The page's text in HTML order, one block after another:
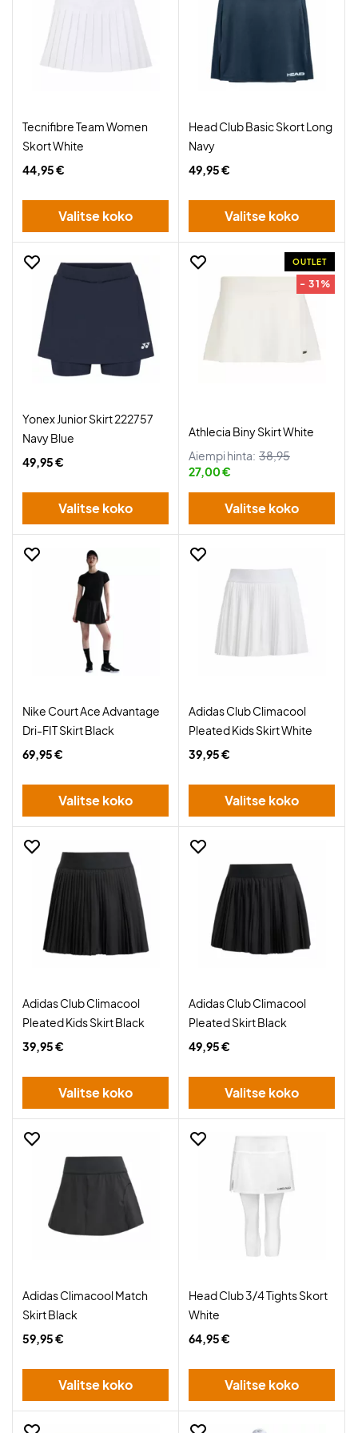
Tecnifibre Team Women
Skort White
44,95 €
Valitse koko
Head Club Basic Skort Long
Navy
49,95 €
Valitse koko
Yonex Junior Skirt 222757
Navy Blue
49,95 €
Valitse koko
OUTLET
- 31%
Athlecia Biny Skirt White
Aiempi hinta: 38,95
27,00 €
Valitse koko
Nike Court Ace Advantage
Dri-FIT Skirt Black
69,95 €
Valitse koko
Adidas Club Climacool
Pleated Kids Skirt White
39,95 €
Valitse koko
Adidas Club Climacool
Pleated Kids Skirt Black
39,95 €
Valitse koko
Adidas Club Climacool
Pleated Skirt Black
49,95 €
Valitse koko
Adidas Climacool Match
Skirt Black
59,95 €
Valitse koko
Head Club 3/4 Tights Skort
White
64,95 €
Valitse koko